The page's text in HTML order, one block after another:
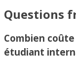
Questions
Combien
étudiant